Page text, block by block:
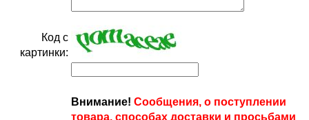
Код с
картинки:
Внимание! Сообщения, о поступлении
товара, способах доставки и просьбами